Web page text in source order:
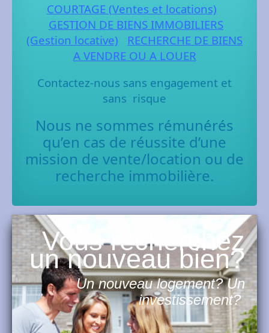
COURTAGE (Ventes et locations)
GESTION DE BIENS IMMOBILIERS
(Gestion locative)
RECHERCHE DE BIENS
A VENDRE OU A LOUER
Contactez-nous sans engagement et
sans risque
Nous ne sommes rémunérés
qu’en cas de réussite d’une
mission de vente/location ou de
recherche immobilière.
Vous recherchez
un nouveau bien?
Un nouveau logement? Un
investissement?